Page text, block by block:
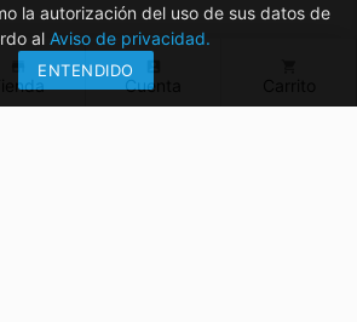
Tienda Cuenta
la autorización del uso de sus datos de
al Aviso de privacidad.
ENTENDIDO